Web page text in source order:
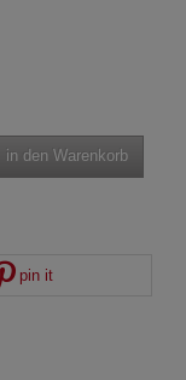
in den Warenkorb
pin it